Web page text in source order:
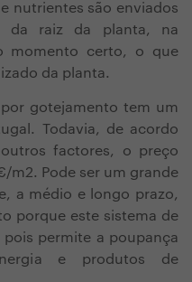
nutrientes são enviados
da raiz da planta, na
momento certo, o que
da planta.
gotejamento tem um
Todavia, de acordo
factores, o preço
m2. Pode ser um grande
a médio e longo prazo,
porque este sistema de
permite a poupança
e produtos de